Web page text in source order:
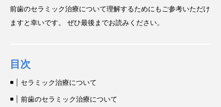
前歯のセラミック治療について理解するためにもご参考いただけ
ますと幸いです。 ぜひ最後までお読みください。
目次
セラミック治療について
前歯のセラミック治療について